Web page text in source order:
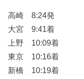
高崎 8:24発
大宮 9:41着
上野 10:09着
東京 10:16着
新橋 10:19着